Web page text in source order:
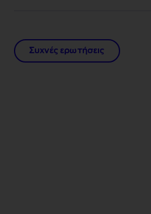
Συχνές ερωτήσεις